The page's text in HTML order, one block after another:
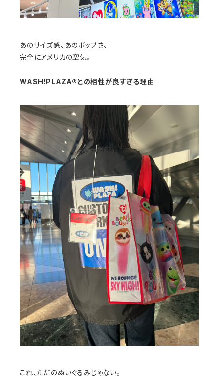
あのサイズ感、あのポップさ、
完全にアメリカの空気。
WASH!PLAZA®との相性が良すぎる理由
これ、ただのぬいぐるみじゃない。